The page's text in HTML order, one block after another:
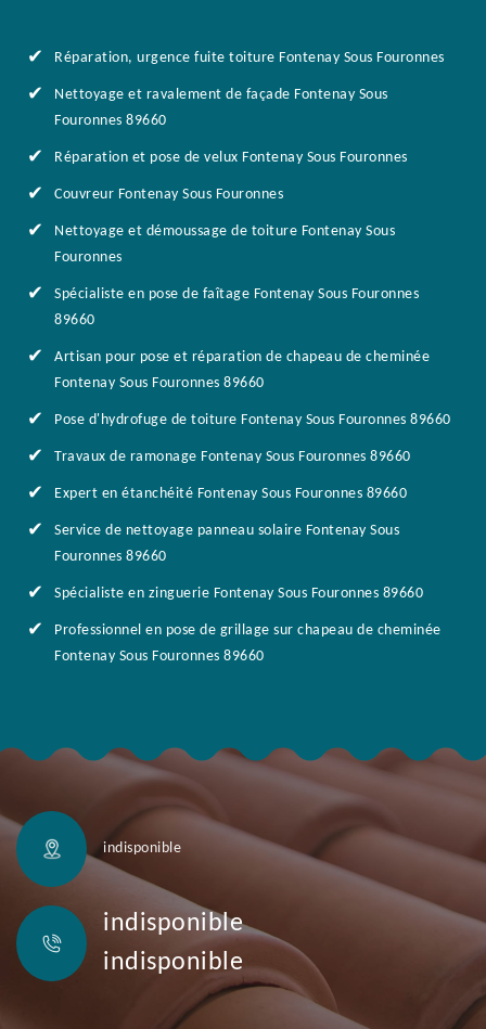
Réparation, urgence fuite toiture Fontenay Sous Fouronnes
Nettoyage et ravalement de façade Fontenay Sous
Fouronnes 89660
Réparation et pose de velux Fontenay Sous Fouronnes
Couvreur Fontenay Sous Fouronnes
Nettoyage et démoussage de toiture Fontenay Sous
Fouronnes
Spécialiste en pose de faîtage Fontenay Sous Fouronnes
89660
Artisan pour pose et réparation de chapeau de cheminée
Fontenay Sous Fouronnes 89660
Pose d'hydrofuge de toiture Fontenay Sous Fouronnes 89660
Travaux de ramonage Fontenay Sous Fouronnes 89660
Expert en étanchéité Fontenay Sous Fouronnes 89660
Service de nettoyage panneau solaire Fontenay Sous
Fouronnes 89660
Spécialiste en zinguerie Fontenay Sous Fouronnes 89660
Professionnel en pose de grillage sur chapeau de cheminée
Fontenay Sous Fouronnes 89660
indisponible
indisponible
indisponible